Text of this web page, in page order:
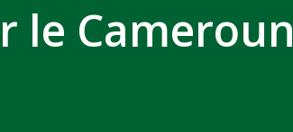
le Cameroun